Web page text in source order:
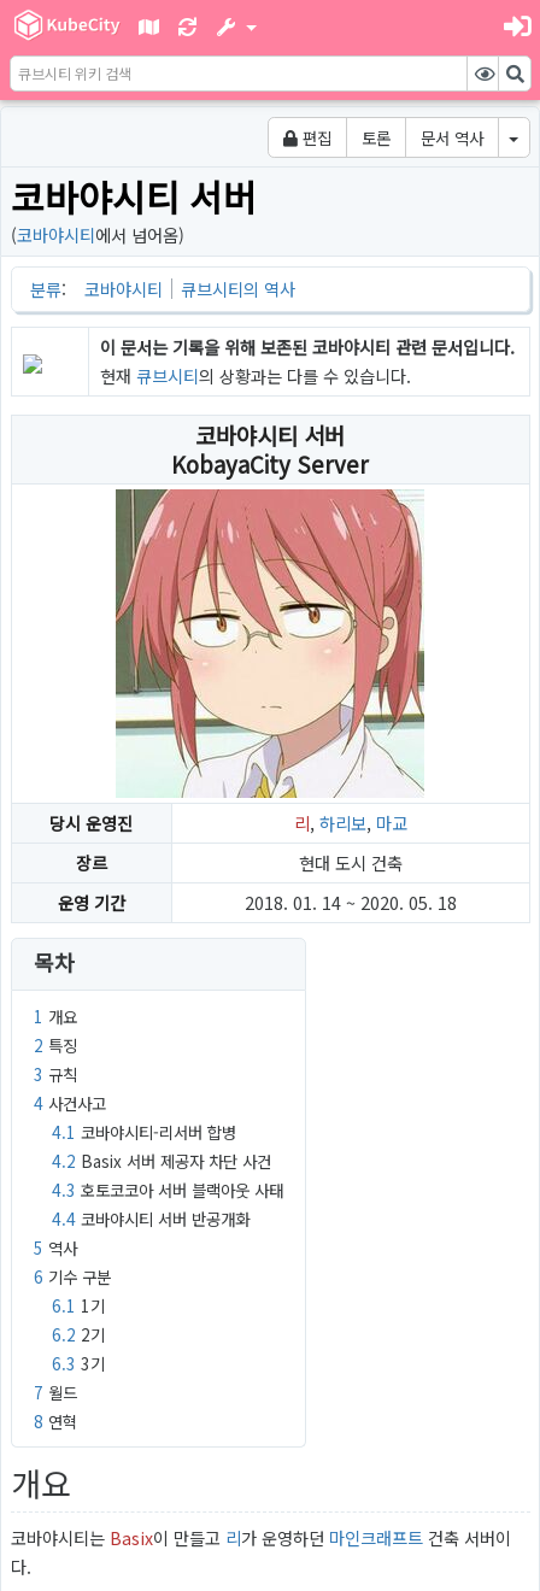
편집 토론 문서 역사
코바야시티 서버
(코바야시티에서 넘어옴)
분류: 코바야시티 큐브시티의 역사
이 문서는 기록을 위해 보존된 코바야시티 관련 문서입니다.
현재 큐브시티의 상황과는 다를 수 있습니다.
코바야시티 서버
KobayaCity Server
당시 운영진 리, 하리보, 마교
장르
현대 도시 건축
운영 기간
2018. 01. 14 ~ 2020. 05. 18
목차
1 개요
2 특징
3 규칙
4 사건사고
4.1 코바야시티-리서버 합병
4.2 Basix 서버 제공자 차단 사건
4.3 호토코코아 서버 블랙아웃 사태
4.4 코바야시티 서버 반공개화
5 역사
6 기수 구분
6.1 1기
6.2 2기
6.3 3기
7 월드
8 연혁
개요
코바야시티는 Basix이 만들고 리가 운영하던 마인크래프트건축 서버이
다.